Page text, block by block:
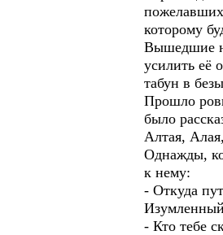
пожелавших
которому
Вышедшие
усилить её
табун в
Прошло
было
Алтая,
Однажды,
к нему:
- Откуда
- Кто тебе